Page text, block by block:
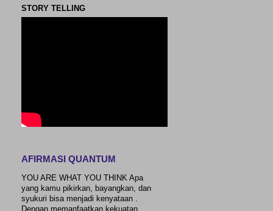
STORY TELLING
AFIRMASI QUANTUM
YOU ARE WHAT YOU THINK Apa
yang kamu pikirkan, bayangkan, dan
syukuri bisa menjadi kenyataan .
Dengan memanfaatkan kekuatan